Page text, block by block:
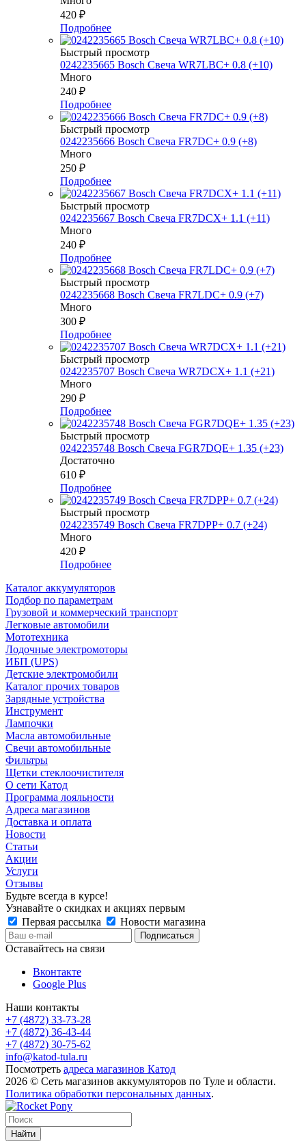
420 ₽
Подробнее
Быстрый просмотр
0242235665 Bosch Свеча WR7LBC+ 0.8 (+10)
Много
240 ₽
Подробнее
Быстрый просмотр
0242235666 Bosch Свеча FR7DC+ 0.9 (+8)
Много
250 ₽
Подробнее
Быстрый просмотр
0242235667 Bosch Свеча FR7DCX+ 1.1 (+11)
Много
240 ₽
Подробнее
Быстрый просмотр
0242235668 Bosch Свеча FR7LDC+ 0.9 (+7)
Много
300 ₽
Подробнее
Быстрый просмотр
0242235707 Bosch Свеча WR7DCX+ 1.1 (+21)
Много
290 ₽
Подробнее
Быстрый просмотр
0242235748 Bosch Свеча FGR7DQE+ 1.35 (+23)
Достаточно
610 ₽
Подробнее
Быстрый просмотр
0242235749 Bosch Свеча FR7DPP+ 0.7 (+24)
Много
420 ₽
Подробнее
Каталог аккумуляторов
Подбор по параметрам
Грузовой и коммерческий транспорт
Легковые автомобили
Мототехника
Лодочные электромоторы
ИБП (UPS)
Детские электромобили
Каталог прочих товаров
Зарядные устройства
Инструмент
Лампочки
Масла автомобильные
Свечи автомобильные
Фильтры
Щетки стеклоочистителя
О сети Катод
Программа лояльности
Адреса магазинов
Доставка и оплата
Новости
Статьи
Акции
Услуги
Отзывы
Будьте всегда в курсе!
Узнавайте о скидках и акциях первым
Первая рассылка
Новости магазина
Оставайтесь на связи
Вконтакте
Google Plus
Наши контакты
+7 (4872) 33-73-28
+7 (4872) 36-43-44
+7 (4872) 30-75-62
info@katod-tula.ru
Посмотреть адреса магазинов Катод
2026 © Сеть магазинов аккумуляторов по Туле и области.
Политика обработки персональных данных.
Найти